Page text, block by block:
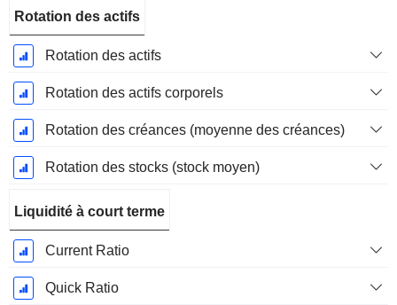
Rotation des actifs
Rotation des actifs
Rotation des actifs corporels
Rotation des créances (moyenne des créances)
Rotation des stocks (stock moyen)
Liquidité à court terme
Current Ratio
Quick Ratio